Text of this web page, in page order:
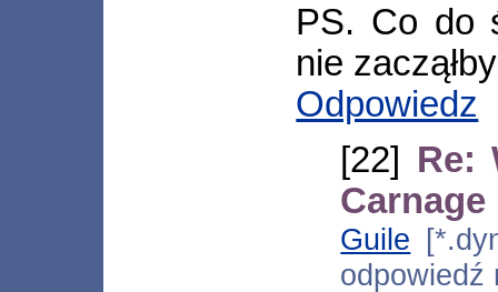
PS. Co do
nie
Odpowiedz
[22] Re:
Carnage
Guile